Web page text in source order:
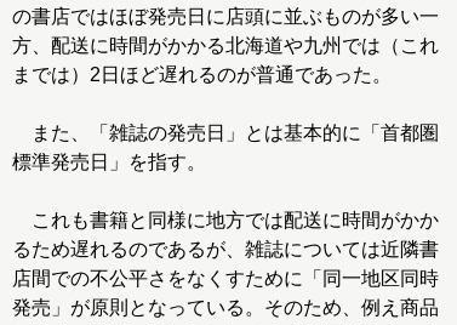
の書店ではほぼ発売日に店頭に並ぶものが多い一
方、配送に時間がかかる北海道や九州では（これ
までは）2日ほど遅れるのが普通であった。
また、「雑誌の発売日」とは基本的に「首都圏
標準発売日」を指す。
これも書籍と同様に地方では配送に時間がかか
るため遅れるのであるが、雑誌については近隣書
店間での不公平さをなくすために「同一地区同時
発売」が原則となっている。そのため、例え商品